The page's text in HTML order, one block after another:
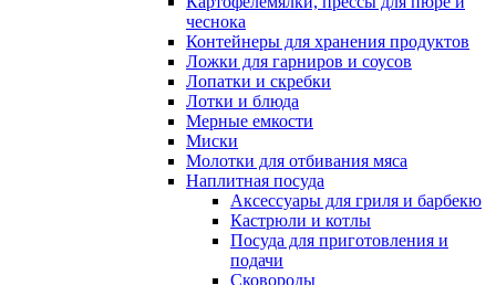
чеснока
Контейнеры для хранения продуктов
Ложки для гарниров и соусов
Лопатки и скребки
Лотки и блюда
Мерные емкости
Миски
Молотки для отбивания мяса
Наплитная посуда
Аксессуары для гриля и барбекю
Кастрюли и котлы
Посуда для приготовления и
подачи
Сковороды